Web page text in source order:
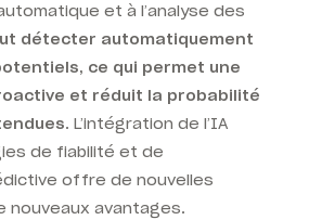
et à l’analyse des
détecter automatiquement
ce qui permet une
et réduit la probabilité
. L’intégration de l’IA
de fiabilité et de
offre de nouvelles
nouveaux avantages.